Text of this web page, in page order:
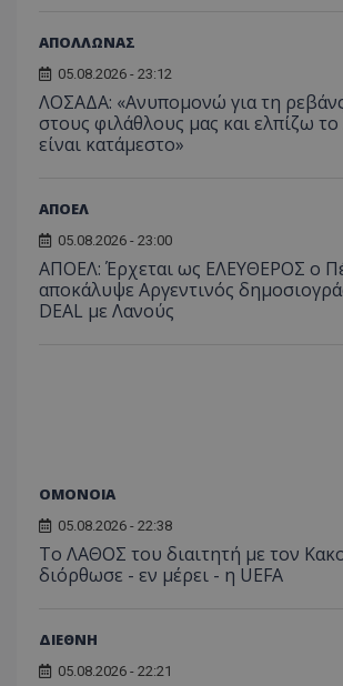
ΑΠΟΛΛΩΝΑΣ
05.08.2026 - 23:12
ΛΟΣΑΔΑ: «Ανυπομονώ για τη
στους φιλάθλους μας και ελπίζω
είναι κατάμεστο»
ΑΠΟΕΛ
05.08.2026 - 23:00
ΑΠΟΕΛ: Έρχεται ως ΕΛΕΥΘΕΡΟΣ ο
αποκάλυψε Αργεντινός
DEAL με Λανούς
ΟΜΟΝΟΙΑ
05.08.2026 - 22:38
Το ΛΑΘΟΣ του διαιτητή με τον
διόρθωσε - εν μέρει - η UEFA
ΔΙΕΘΝΗ
05.08.2026 - 22:21